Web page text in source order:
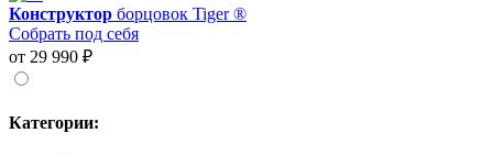
Конструктор борцовок Tiger ®
Собрать под себя
от 29 990 ₽
Категории: